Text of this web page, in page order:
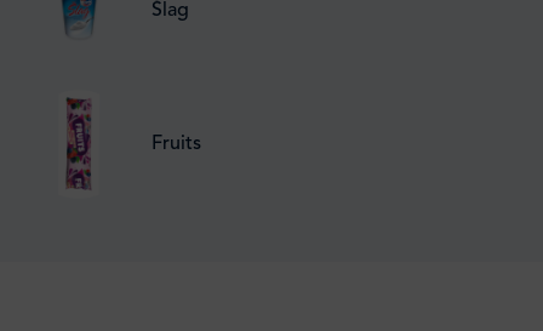
Šlag
Fruits